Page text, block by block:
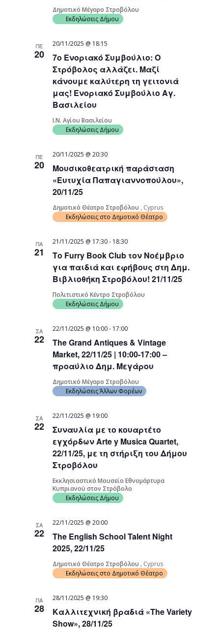
Δημοτικό Μέγαρο Στροβόλου
Εκδηλώσεις Δήμου
ΠΕ
20
7ο Ενοριακό Συμβούλιο: Ο
Στρόβολος αλλάζει. Μαζί
κάνουμε καλύτερη τη γειτονιά
μας! Ενοριακό Συμβούλιο Αγ.
Βασιλείου
20/11/2025 @ 18:15
Ι.Ν. Αγίου Βασιλείου
Εκδηλώσεις Δήμου
ΠΕ
20
Μουσικοθεατρική παράσταση
«Ευτυχία Παπαγιαννοπούλου»,
20/11/25
20/11/2025 @ 20:30
Δημοτικό Θέατρο Στροβόλου , Cyprus
Εκδηλώσεις στο Δημοτικό Θέατρο
ΠΑ
21
Το Furry Book Club τον Νοέμβριο
για παιδιά και εφήβους στη Δημ.
Βιβλιοθήκη Στροβόλου! 21/11/25
21/11/2025 @ 17:30- 18:30
Πολιτιστικό Κέντρο Στροβόλου
Εκδηλώσεις Δήμου
ΣΑ
22
The Grand Antiques & Vintage
Market, 22/11/25 | 10:00-17:00 –
προαύλιο Δημ. Μεγάρου
22/11/2025 @ 10:00- 17:00
Δημοτικό Μέγαρο Στροβόλου
Εκδηλώσεις Άλλων Φορέων
ΣΑ
22
Συναυλία με το κουαρτέτο
εγχόρδων Arte y Musica Quartet,
22/11/25, με τη στήριξη του Δήμου
Στροβόλου
22/11/2025 @ 19:00
Εκκλησιαστικό Μουσείο Εθνομάρτυρα
Κυπριανού στον Στρόβολο
Εκδηλώσεις Δήμου
ΣΑ
22
The English School Talent Night
2025, 22/11/25
22/11/2025 @ 20:00
Δημοτικό Θέατρο Στροβόλου , Cyprus
Εκδηλώσεις στο Δημοτικό Θέατρο
ΠΑ
28
Καλλιτεχνική βραδιά «The Variety
Show», 28/11/25
28/11/2025 @ 19:30